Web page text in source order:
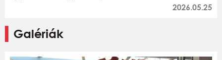
2026.05.25
Galériák